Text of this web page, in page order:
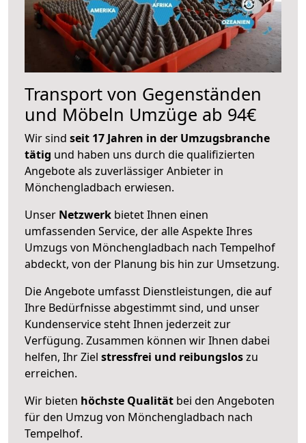
Transport von Gegenständen
und Möbeln Umzüge ab 94€
Wir sind seit 17 Jahren in der Umzugsbranche
tätig und haben uns durch die qualifizierten
Angebote als zuverlässiger Anbieter in
Mönchengladbach erwiesen.
Unser Netzwerk bietet Ihnen einen
umfassenden Service, der alle Aspekte Ihres
Umzugs von Mönchengladbach nach Tempelhof
abdeckt, von der Planung bis hin zur Umsetzung.
Die Angebote umfasst Dienstleistungen, die auf
Ihre Bedürfnisse abgestimmt sind, und unser
Kundenservice steht Ihnen jederzeit zur
Verfügung. Zusammen können wir Ihnen dabei
helfen, Ihr Ziel stressfrei und reibungsloszu
erreichen.
Wir bieten höchste Qualität bei den Angeboten
für den Umzug von Mönchengladbach nach
Tempelhof.